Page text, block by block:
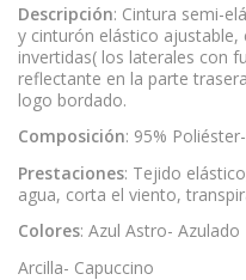
Descripción: Cintura semi-
y cinturón elástico ajustable,
invertidas( los laterales con
reflectante en la parte
logo bordado.
Composición: 95%
Prestaciones: Tejido
agua, corta el viento,
Colores: Azul Astro- Azulado
Arcilla- Capuccino